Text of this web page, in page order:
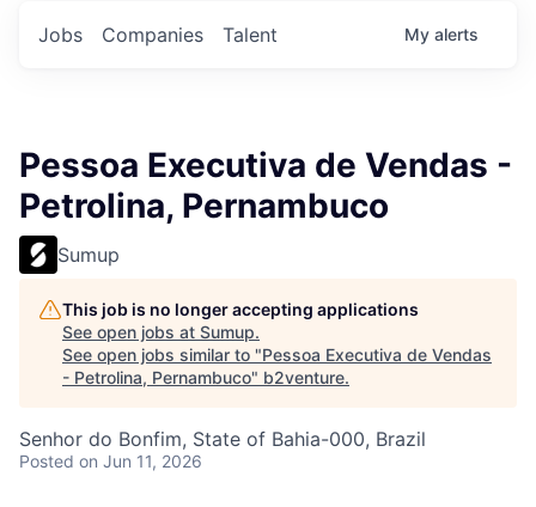
Jobs Companies Talent My alerts
Pessoa Executiva de Vendas -
Petrolina, Pernambuco
Sumup
This job is no longer accepting applications
See open jobs at Sumup.
See open jobs similar to "Pessoa Executiva de Vendas
- Petrolina, Pernambuco" b2venture.
Senhor do Bonfim, State of Bahia-000, Brazil
Posted on Jun 11, 2026